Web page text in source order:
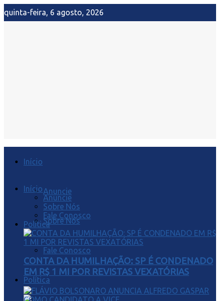
quinta-feira, 6 agosto, 2026
Início
Anuncie
Sobre Nós
Fale Conosco
Política
Início
Anuncie
Sobre Nós
Fale Conosco
Política
CONTA DA HUMILHAÇÃO: SP É CONDENADO
EM R$ 1 MI POR REVISTAS VEXATÓRIAS